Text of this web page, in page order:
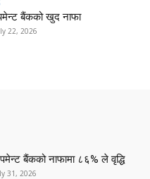
बैंकको खुद नाफा
22, 2026
बैंकको नाफामा ८६% ले वृद्धि
31, 2026